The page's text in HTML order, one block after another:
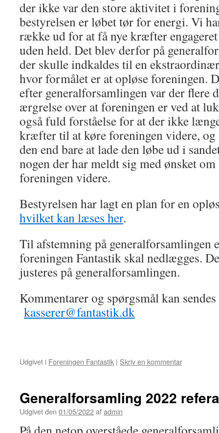
der ikke var den store aktivitet i
bestyrelsen er løbet tør for energi. Vi
række ud for at få nye kræfter
uden held. Det blev derfor på
der skulle indkaldes til en
hvor formålet er at opløse foreningen.
efter generalforsamlingen var der flere
ærgrelse over at foreningen er ved at
også fuld forståelse for at der ikke
kræfter til at køre foreningen videre, og
den end bare at lade den løbe ud i
nogen der har meldt sig med ønsket
foreningen videre.
Bestyrelsen har lagt en plan for en
hvilket kan læses her.
Til afstemning på generalforsamlingen
foreningen Fantastik skal nedlægges.
justeres på generalforsamlingen.
Kommentarer og spørgsmål kan
kasserer@fantastik.dk
Udgivet i Foreningen Fantastik | Skriv en kommentar
Generalforsamling 2022
Udgivet den 01/05/2022afadmin